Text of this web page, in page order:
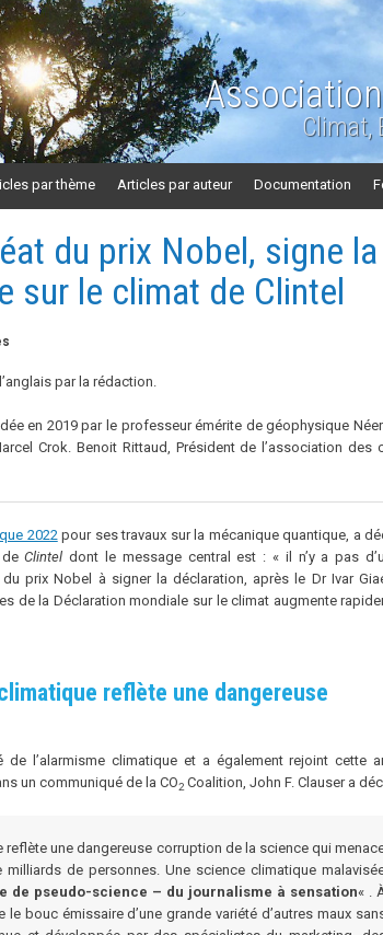
Climat,
par thème Articles par auteur Documentation
du prix Nobel, signe la
sur le climat de Clintel
par la rédaction.
en 2019 par le professeur émérite de géophysique
Crok. Benoit Rittaud, Président de l’association des
2022pour ses travaux sur la mécanique quantique, a
Clintel dont le message central est : « il n’y a pas
prix Nobel à signer la déclaration, après le Dr Ivar
de la Déclaration mondiale sur le climat augmente
reflète une dangereuse
de l’alarmisme climatique et a également rejoint cette
un communiqué de la CO2 Coalition, John F. Clauser a
une dangereuse corruption de la science qui
milliards de personnes. Une science climatique
de pseudo-science – du journalisme à sensation« .
bouc émissaire d’une grande variété d’autres maux